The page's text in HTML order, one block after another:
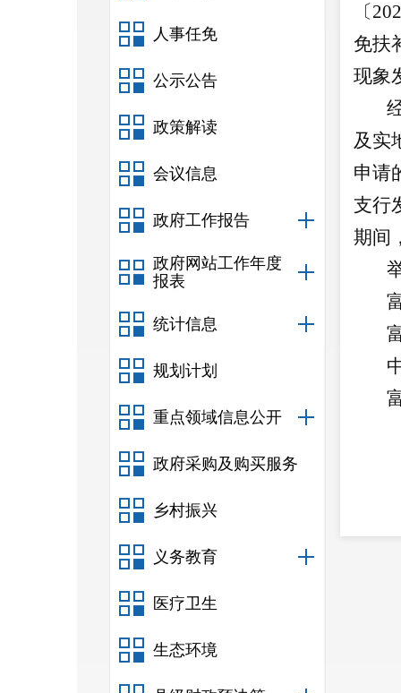
人事任免
公示公告
政策解读
会议信息
政府工作报告
政府网站工作年度
报表
统计信息
规划计划
重点领域信息公开
政府采购及购买服务
乡村振兴
义务教育
医疗卫生
生态环境
〔
免扶
现象
及实
申请
支行
期间